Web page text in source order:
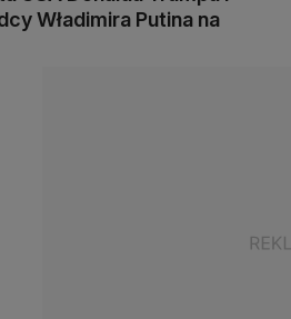
Władimira Putina na